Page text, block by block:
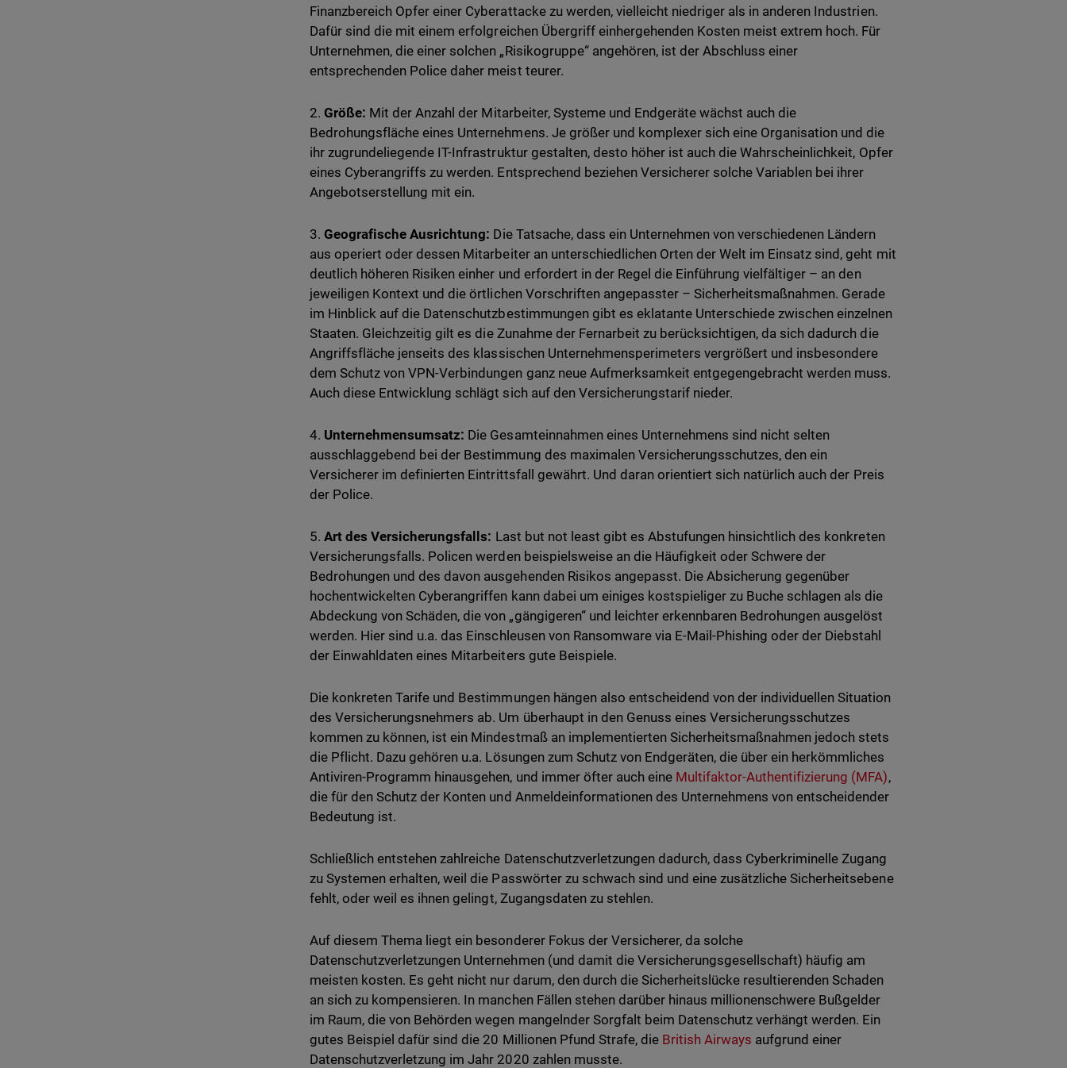
Finanzbereich Opfer einer Cyberattacke zu werden, vielleicht niedriger als in anderen Industrien.
Dafür sind die mit einem erfolgreichen Übergriff einhergehenden Kosten meist extrem hoch. Für
Unternehmen, die einer solchen „Risikogruppe“ angehören, ist der Abschluss einer
entsprechenden Police daher meist teurer.
2. Größe: Mit der Anzahl der Mitarbeiter, Systeme und Endgeräte wächst auch die
Bedrohungsfläche eines Unternehmens. Je größer und komplexer sich eine Organisation und die
ihr zugrundeliegende IT-Infrastruktur gestalten, desto höher ist auch die Wahrscheinlichkeit, Opfer
eines Cyberangriffs zu werden. Entsprechend beziehen Versicherer solche Variablen bei ihrer
Angebotserstellung mit ein.
3.Geografische Ausrichtung: Die Tatsache, dass ein Unternehmen von verschiedenen Ländern
aus operiert oder dessen Mitarbeiter an unterschiedlichen Orten der Welt im Einsatz sind, geht mit
deutlich höheren Risiken einher und erfordert in der Regel die Einführung vielfältiger – an den
jeweiligen Kontext und die örtlichen Vorschriften angepasster – Sicherheitsmaßnahmen. Gerade
im Hinblick auf die Datenschutzbestimmungen gibt es eklatante Unterschiede zwischen einzelnen
Staaten. Gleichzeitig gilt es die Zunahme der Fernarbeit zu berücksichtigen, da sich dadurch die
Angriffsfläche jenseits des klassischen Unternehmensperimeters vergrößert und insbesondere
dem Schutz von VPN-Verbindungen ganz neue Aufmerksamkeit entgegengebracht werden muss.
Auch diese Entwicklung schlägt sich auf den Versicherungstarif nieder.
4. Unternehmensumsatz: Die Gesamteinnahmen eines Unternehmens sind nicht selten
ausschlaggebend bei der Bestimmung des maximalen Versicherungsschutzes, den ein
Versicherer im definierten Eintrittsfall gewährt. Und daran orientiert sich natürlich auch der Preis
der Police.
5.Art des Versicherungsfalls: Last but not least gibt es Abstufungen hinsichtlich des konkreten
Versicherungsfalls. Policen werden beispielsweise an die Häufigkeit oder Schwere der
Bedrohungen und des davon ausgehenden Risikos angepasst. Die Absicherung gegenüber
hochentwickelten Cyberangriffen kann dabei um einiges kostspieliger zu Buche schlagen als die
Abdeckung von Schäden, die von „gängigeren“ und leichter erkennbaren Bedrohungen ausgelöst
werden. Hier sind u.a. das Einschleusen von Ransomware via E-Mail-Phishing oder der Diebstahl
der Einwahldaten eines Mitarbeiters gute Beispiele.
Die konkreten Tarife und Bestimmungen hängen also entscheidend von der individuellen Situation
des Versicherungsnehmers ab. Um überhaupt in den Genuss eines Versicherungsschutzes
kommen zu können, ist ein Mindestmaß an implementierten Sicherheitsmaßnahmen jedoch stets
die Pflicht. Dazu gehören u.a. Lösungen zum Schutz von Endgeräten, die über ein herkömmliches
Antiviren-Programm hinausgehen, und immer öfter auch eine Multifaktor-Authentifizierung (MFA),
die für den Schutz der Konten und Anmeldeinformationen des Unternehmens von entscheidender
Bedeutung ist.
Schließlich entstehen zahlreiche Datenschutzverletzungen dadurch, dass Cyberkriminelle Zugang
zu Systemen erhalten, weil die Passwörter zu schwach sind und eine zusätzliche Sicherheitsebene
fehlt, oder weil es ihnen gelingt, Zugangsdaten zu stehlen.
Auf diesem Thema liegt ein besonderer Fokus der Versicherer, da solche
Datenschutzverletzungen Unternehmen (und damit die Versicherungsgesellschaft) häufig am
meisten kosten. Es geht nicht nur darum, den durch die Sicherheitslücke resultierenden Schaden
an sich zu kompensieren. In manchen Fällen stehen darüber hinaus millionenschwere Bußgelder
im Raum, die von Behörden wegen mangelnder Sorgfalt beim Datenschutz verhängt werden. Ein
gutes Beispiel dafür sind die 20 Millionen Pfund Strafe, die British Airways aufgrund einer
Datenschutzverletzung im Jahr 2020 zahlen musste.